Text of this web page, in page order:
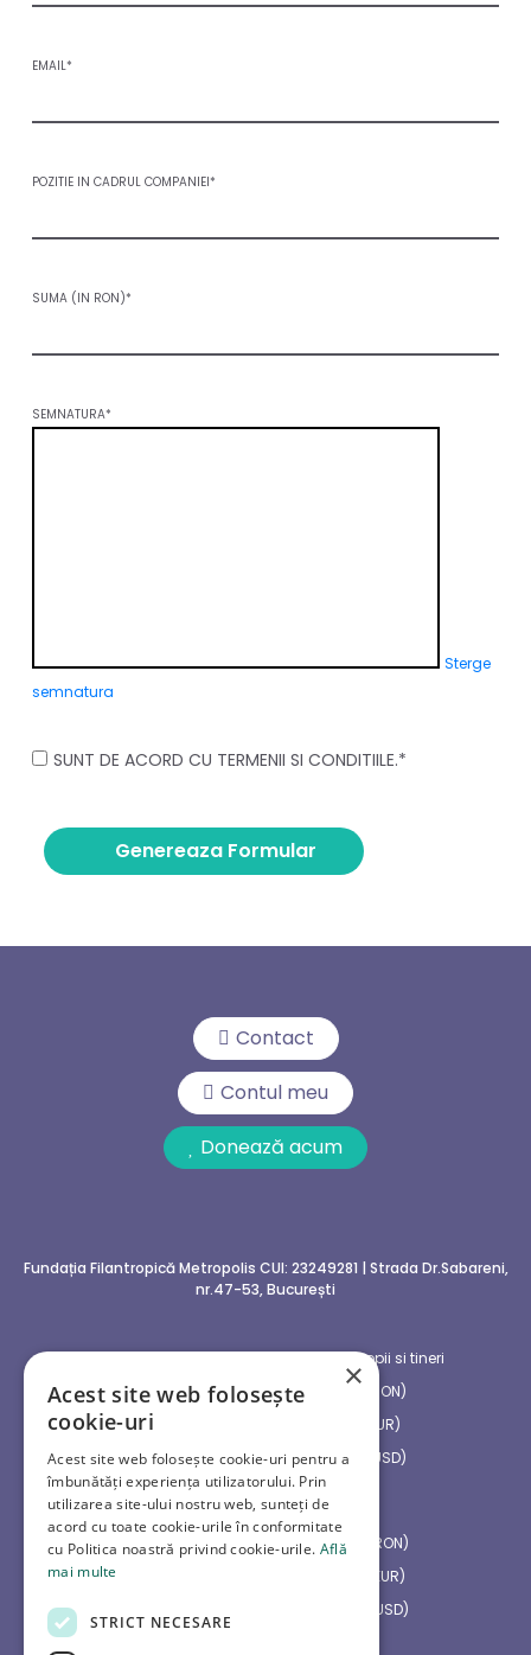
EMAIL*
POZITIE IN CADRUL COMPANIEI*
SUMA (IN RON)*
SEMNATURA*
Sterge
semnatura
SUNT DE ACORD CU TERMENII SI CONDITIILE.*
Genereaza Formular
Contact
Contul meu
Donează acum
Fundația Filantropică Metropolis CUI: 23249281 | Strada Dr.Sabareni,
nr.47-53, București
Centrul social multifunctional pentru copii si tineri
RO07 CECE B318 30RO N386 5747 (RON)
RO21 CECE B318 C1EU R420 5402 (EUR)
RO87 CECE B318 B8US D420 5408 (USD)
Spitale Publice din Bani Privati
RO05 CECE B000 30RO N067 5601 (RON)
RO35 CECE B000 C1EU R067 5927 (EUR)
RO33 CECE B000 B8US D067 5799 (USD)
×
Acest site web folosește
cookie-uri
Acest site web folosește cookie-uri pentru a
îmbunătăți experiența utilizatorului. Prin
utilizarea site-ului nostru web, sunteți de
acord cu toate cookie-urile în conformitate
cu Politica noastră privind cookie-urile. Află
mai multe
STRICT NECESARE